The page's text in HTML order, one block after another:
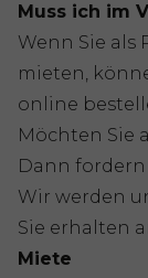
Muss ich im
Wenn Sie als
mieten,
online
Möchten Sie
Dann
Wir werden
Sie erhalten
Miete